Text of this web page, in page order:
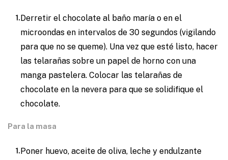
Derretir el chocolate al baño maría o en el
microondas en intervalos de 30 segundos (vigilando
para que no se queme). Una vez que esté listo, hacer
las telarañas sobre un papel de horno con una
manga pastelera. Colocar las telarañas de
chocolate en la nevera para que se solidifique el
chocolate.
Para la masa
Poner huevo, aceite de oliva, leche y endulzante